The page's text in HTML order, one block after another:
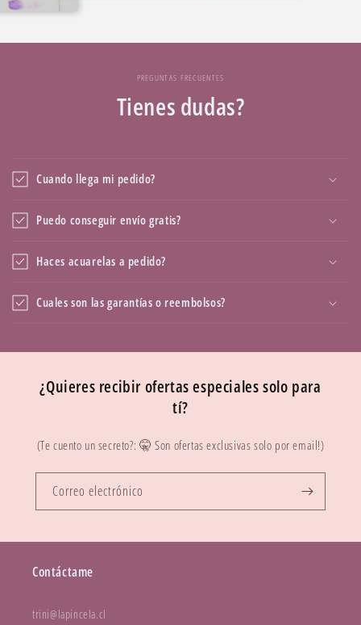
PREGUNTAS FRECUENTES
Tienes dudas?
Cuando llega mi pedido?
Puedo conseguir envío gratis?
Haces acuarelas a pedido?
Cuales son las garantías o reembolsos?
¿Quieres recibir ofertas especiales solo para
tí?
(Te cuento un secreto?: 🤫 Son ofertas exclusivas solo por email!)
Correo electrónico
Contáctame
trini@lapincela.cl